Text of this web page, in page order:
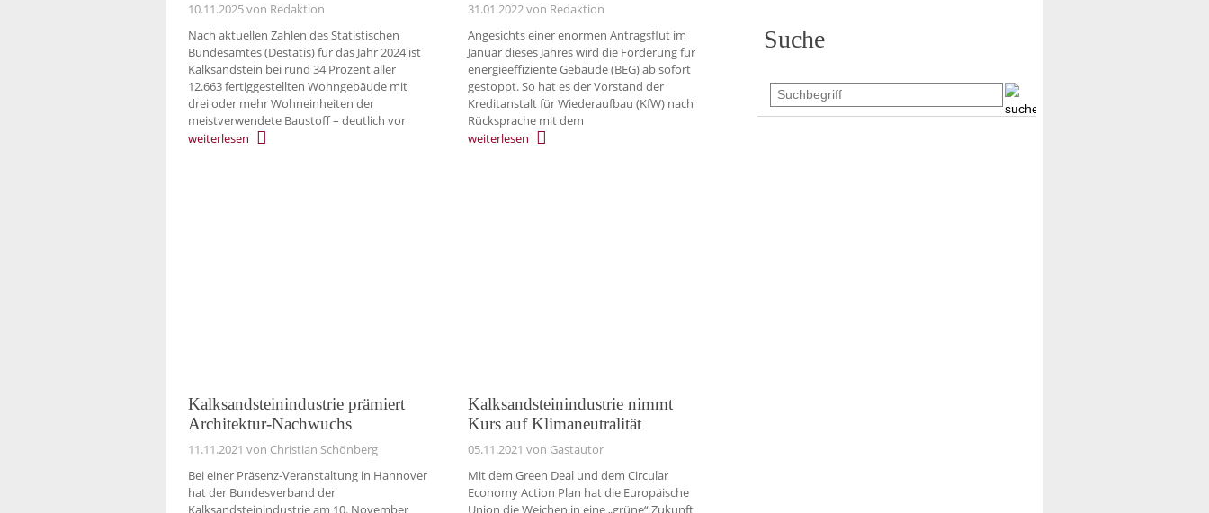
10.11.2025von Redaktion
Nach aktuellen Zahlen des Statistischen
Bundesamtes (Destatis) für das Jahr 2024 ist
Kalksandstein bei rund 34 Prozent aller
12.663 fertiggestellten Wohngebäude mit
drei oder mehr Wohneinheiten der
meistverwendete Baustoff – deutlich vor
weiterlesen
31.01.2022von Redaktion
Angesichts einer enormen Antragsflut im
Januar dieses Jahres wird die Förderung für
energieeffiziente Gebäude (BEG) ab sofort
gestoppt. So hat es der Vorstand der
Kreditanstalt für Wiederaufbau (KfW) nach
Rücksprache mit dem
weiterlesen
Kalksandsteinindustrie prämiert
Architektur-Nachwuchs
11.11.2021 von Christian Schönberg
Bei einer Präsenz-Veranstaltung in Hannover
hat der Bundesverband der
Kalksandsteinindustrie am 10. November
Kalksandsteinindustrie nimmt
Kurs auf Klimaneutralität
05.11.2021 von Gastautor
Mit dem Green Deal und dem Circular
Economy Action Plan hat die Europäische
Union die Weichen in eine „grüne“ Zukunft
Suche